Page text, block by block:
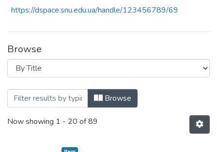
https://dspace.snu.edu.ua/handle/123456789/69
Browse
Browsing Навчальні видання by Title
Browse
Now showing 1 - 20 of 89